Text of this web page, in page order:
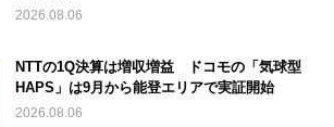
2026.08.06
NTTの1Q決算は増収増益 ドコモの「気球型
HAPS」は9月から能登エリアで実証開始
2026.08.06